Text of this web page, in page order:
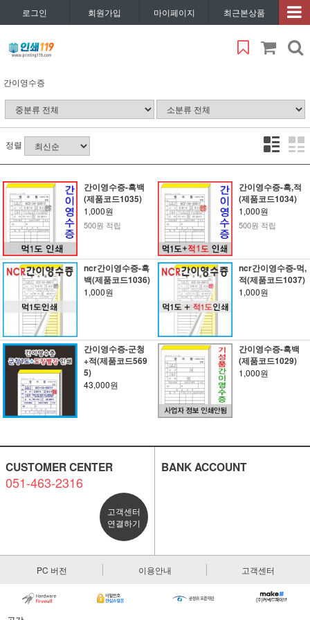
로그인 회원가입 마이페이지 최근본상품
간이영수증
정렬
간이영수증-흑백
(제품코드1035)
1,000원
500원 적립
간이영수증-흑,적
(제품코드1034)
1,000원
500원 적립
ncr간이영수증-흑
백(제품코드1036)
1,000원
ncr간이영수증-먹,
적(제품코드1037)
1,000원
간이영수증-군청
+적(제품코드569
5)
43,000원
간이영수증-흑백
(제품코드1029)
1,000원
CUSTOMER CENTER
051-463-2316
고객센터
연결하기
BANK ACCOUNT
PC 버전 이용안내 고객센터